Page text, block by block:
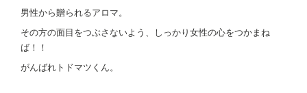
男性から贈られるアロマ。
その方の面目をつぶさないよう、しっかり女性の心をつかまね
ば！！
がんばれトドマツくん。